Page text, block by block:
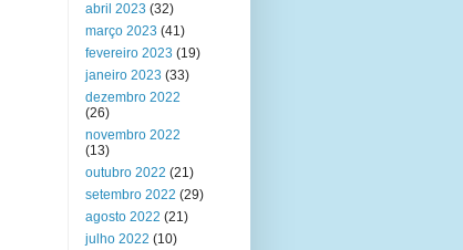
abril 2023 (32)
março 2023 (41)
fevereiro 2023 (19)
janeiro 2023 (33)
dezembro 2022
(26)
novembro 2022
(13)
outubro 2022 (21)
setembro 2022 (29)
agosto 2022 (21)
julho 2022 (10)